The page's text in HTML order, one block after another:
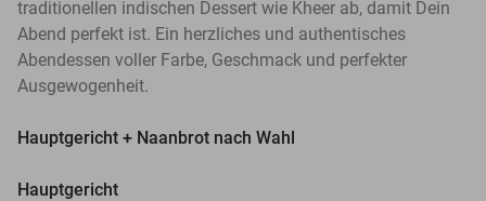
traditionellen indischen Dessert wie Kheer ab, damit Dein
Abend perfekt ist. Ein herzliches und authentisches
Abendessen voller Farbe, Geschmack und perfekter
Ausgewogenheit.
Hauptgericht + Naanbrot nach Wahl
Hauptgericht